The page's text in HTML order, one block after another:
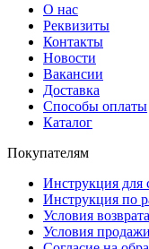
О нас
Реквизиты
Контакты
Новости
Вакансии
Доставка
Способы оплаты
Каталог
Покупателям
Инструкция для
Инструкция по
Условия возврата
Условия